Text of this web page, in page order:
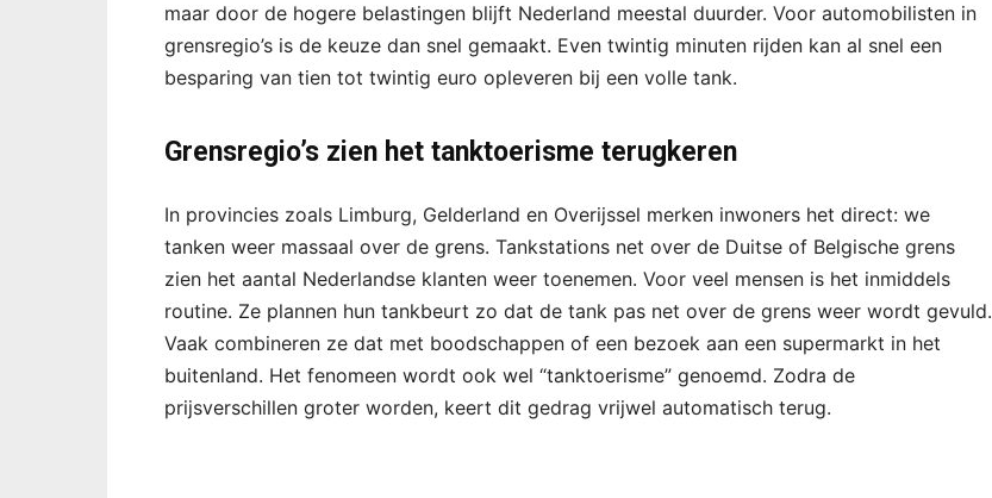
maar door de hogere belastingen blijft Nederland meestal duurder. Voor automobilisten in
grensregio’s is de keuze dan snel gemaakt. Even twintig minuten rijden kan al snel een
besparing van tien tot twintig euro opleveren bij een volle tank.
Grensregio’s zien het tanktoerisme terugkeren
In provincies zoals Limburg, Gelderland en Overijssel merken inwoners het direct: we
tanken weer massaal over de grens. Tankstations net over de Duitse of Belgische grens
zien het aantal Nederlandse klanten weer toenemen. Voor veel mensen is het inmiddels
routine. Ze plannen hun tankbeurt zo dat de tank pas net over de grens weer wordt gevuld.
Vaak combineren ze dat met boodschappen of een bezoek aan een supermarkt in het
buitenland. Het fenomeen wordt ook wel “tanktoerisme” genoemd. Zodra de
prijsverschillen groter worden, keert dit gedrag vrijwel automatisch terug.